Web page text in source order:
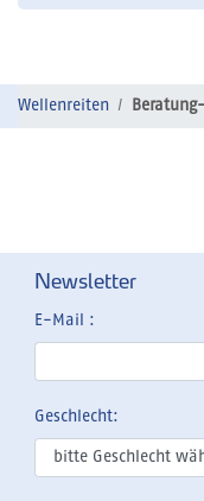
Wellenreiten
Newsletter
E-Mail :
Geschlecht: